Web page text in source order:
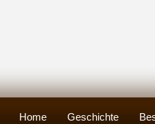
Home Geschichte